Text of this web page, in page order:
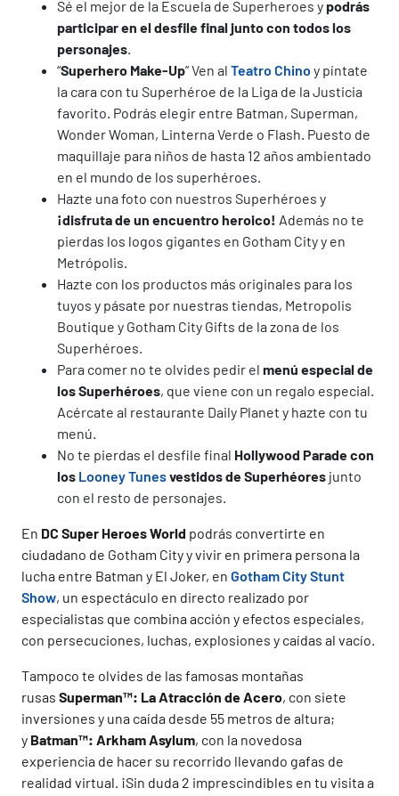
Sé el mejor de la Escuela de Superheroes y podrás
participar en el desfile final junto con todos los
personajes.
“Superhero Make-Up” Ven al Teatro Chinoy píntate
la cara con tu Superhéroe de la Liga de la Justicia
favorito. Podrás elegir entre Batman, Superman,
Wonder Woman, Linterna Verde o Flash. Puesto de
maquillaje para niños de hasta 12 años ambientado
en el mundo de los superhéroes.
Hazte una foto con nuestros Superhéroes y
¡disfruta de un encuentro heroico! Además no te
pierdas los logos gigantes en Gotham City y en
Metrópolis.
Hazte con los productos más originales para los
tuyos y pásate por nuestras tiendas, Metropolis
Boutique y Gotham City Gifts de la zona de los
Superhéroes.
Para comer no te olvides pedir el menú especial de
los Superhéroes, que viene con un regalo especial.
Acércate al restaurante Daily Planet y hazte con tu
menú.
No te pierdas el desfile final Hollywood Parade con
los Looney Tunesvestidos de Superhéores junto
con el resto de personajes.
En DC Super Heroes World podrás convertirte en
ciudadano de Gotham City y vivir en primera persona la
lucha entre Batman y El Joker, en Gotham City Stunt
Show, un espectáculo en directo realizado por
especialistas que combina acción y efectos especiales,
con persecuciones, luchas, explosiones y caídas al vacío.
Tampoco te olvides de las famosas montañas
rusas Superman™: La Atracción de Acero, con siete
inversiones y una caída desde 55 metros de altura;
y Batman™: Arkham Asylum, con la novedosa
experiencia de hacer su recorrido llevando gafas de
realidad virtual. ¡Sin duda 2 imprescindibles en tu visita a